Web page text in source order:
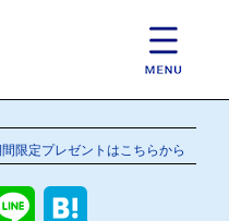
限定プレゼントはこちらから
Line